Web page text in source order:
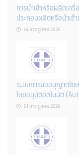
การนำเข้าหรือผลิตเค
ประกอบผลิตหรือนำเข้
14 กรกฎาคม 2026
ระบบการขออนุญาตโ
โดยอนุมัติอัตโนมัติ
14 กรกฎาคม 2026